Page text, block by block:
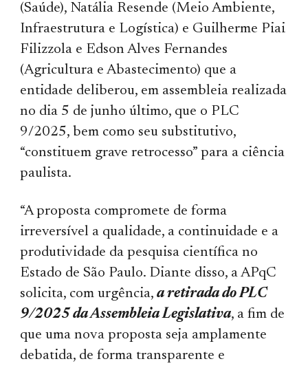
(Saúde), Natália Resende (Meio Ambiente,
Infraestrutura e Logística) e Guilherme Piai
Filizzola e Edson Alves Fernandes
(Agricultura e Abastecimento) que a
entidade deliberou, em assembleia realizada
no dia 5 de junho último, que o PLC
9/2025, bem como seu substitutivo,
“constituem grave retrocesso” para a ciência
paulista.
“A proposta compromete de forma
irreversível a qualidade, a continuidade e a
produtividade da pesquisa científica no
Estado de São Paulo. Diante disso, a APqC
solicita, com urgência,a retirada do PLC
9/2025 da Assembleia Legislativa, a fim de
que uma nova proposta seja amplamente
debatida, de forma transparente e